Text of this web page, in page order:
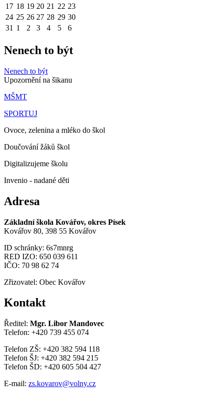
17 18 19 20 21 22 23
24 25 26 27 28 29 30
31 1 2 3 4 5 6
Nenech to být
Nenech to být
Upozornění na šikanu
MŠMT
SPORTUJ
Ovoce, zelenina a mléko do škol
Doučování žáků škol
Digitalizujeme školu
Invenio - nadané děti
Adresa
Základní škola Kovářov, okres Písek
Kovářov 80, 398 55 Kovářov
ID schránky: 6s7mnrg
RED IZO: 650 039 611
IČO: 70 98 62 74
Zřizovatel: Obec Kovářov
Kontakt
Ředitel: Mgr. Libor Mandovec
Telefon: +420 739 455 074
Telefon ZŠ: +420 382 594 118
Telefon ŠJ: +420 382 594 215
Telefon ŠD: +420 605 504 427
E-mail: zs.kovarov@volny.cz